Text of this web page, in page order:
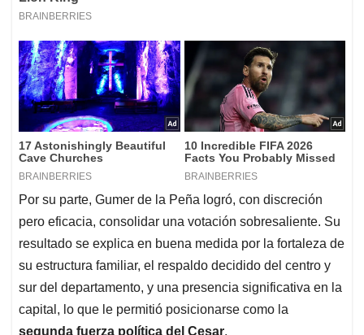
Por su parte, Gumer de la Peña logró, con discreción
pero eficacia, consolidar una votación sobresaliente. Su
resultado se explica en buena medida por la fortaleza de
su estructura familiar, el respaldo decidido del centro y
sur del departamento, y una presencia significativa en la
capital, lo que le permitió posicionarse como la
segunda fuerza política del Cesar.